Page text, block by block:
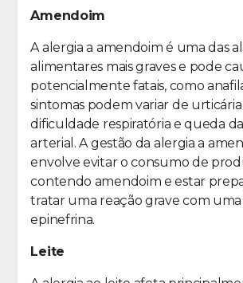
Amendoim
A alergia a amendoim é uma das
alimentares mais graves e pode
potencialmente fatais, como
sintomas podem variar de
dificuldade respiratória e queda
arterial. A gestão da alergia a
envolve evitar o consumo de
contendo amendoim e estar
tratar uma reação grave com
epinefrina.
Leite